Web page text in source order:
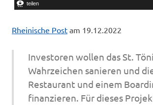
teilen
Rheinische Post am 19.12.2022
Investoren wollen das St.
Wahrzeichen sanieren und
Restaurant und einem
finanzieren. Für dieses